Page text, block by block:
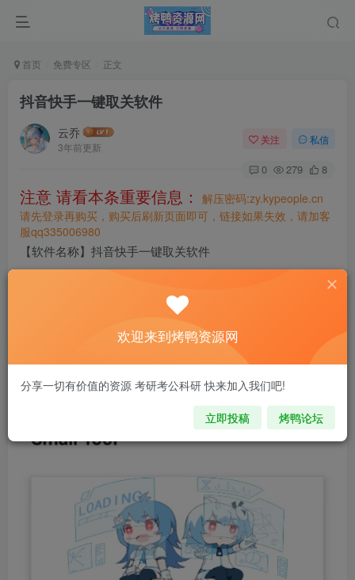
首页 免费专区 正文
抖音快手一键取关软件
云乔
3年前更新
关注 私信
0 279 8
注意 请看本条重要信息：
解压密码:zy.kypeople.cn
请先登录再购买，购买后刷新页面即可，链接如果失效，请加客
服qq335006980
【软件名称】抖音快手一键取关软件
【软件介绍】本软件支持抖音、快手一键取关关注，一键取
消收藏作品，一键取消点赞作品，一键清理艾特内容；同时
【下载地址】:https://wwvs.lanzoub.com/ixaR617573ih
欢迎来到烤鸭资源网
分享一切有价值的资源 考研考公科研 快来加入我们吧!
立即投稿 烤鸭论坛